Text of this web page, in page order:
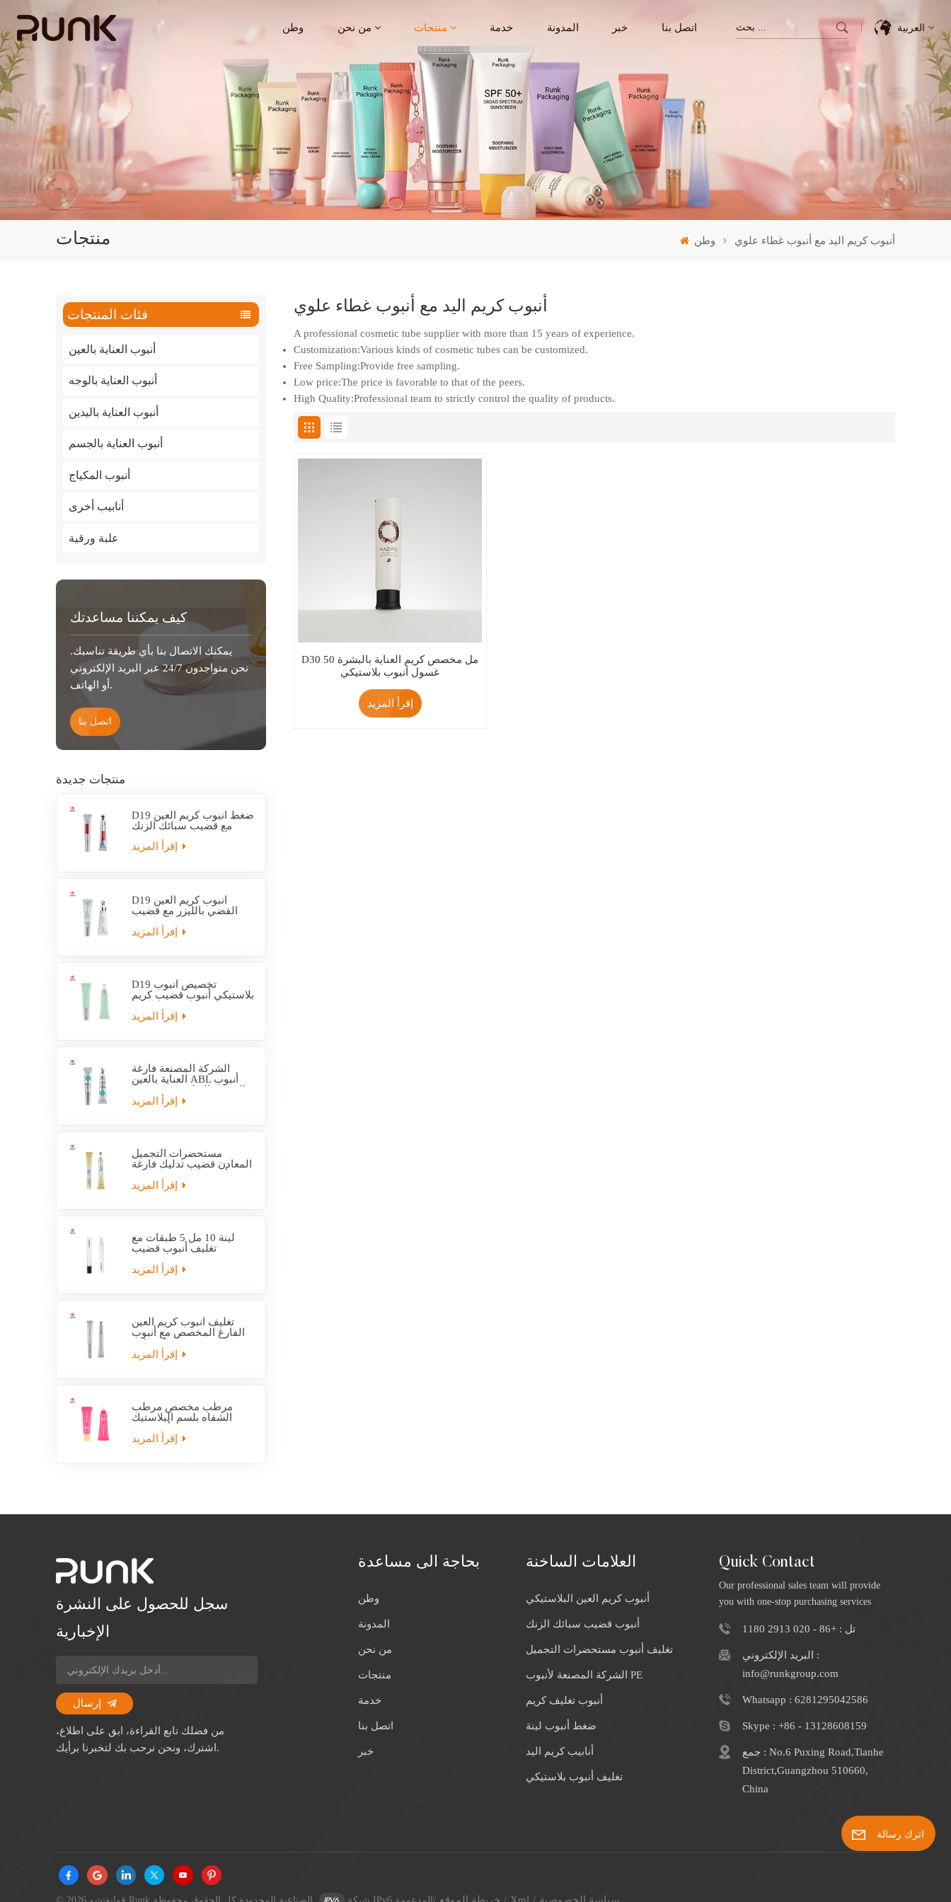
وطن من نحن منتجات خدمة المدونة خبر اتصل بنا العربية
English
Français
Italiano
Pусский
منتجات وطن أنبوب كريم اليد مع أنبوب غطاء علوي
فئات المنتجات
أنبوب العناية بالعين
أنبوب العناية بالوجه
أنبوب العناية باليدين
أنبوب العناية بالجسم
أنبوب المكياج
أنابيب أخرى
علبة ورقية
كيف يمكننا مساعدتك
يمكنك الاتصال بنا بأي طريقة تناسبك.
نحن متواجدون 24/7 عبر البريد الإلكتروني
أو الهاتف.
اتصل بنا
منتجات جديدة
D19 ضغط أنبوب كريم العين
مع قضيب سبائك الزنك
D19 أنبوب كريم العين
الفضي بالليزر مع قضيب
سبائك الزنك
D19 تخصيص أنبوب
بلاستيكي أنبوب قضيب كريم
الشركة المصنعة فارغة
العناية بالعين ABL أنبوب
التعبئة والتغليف مع قضيب
التدليك
مستحضرات التجميل
المعادن قضيب تدليك فارغة
كريم أنبوب التعبئة والتغليف
لينة 10 مل 5 طبقات مع
تغليف أنبوب قضيب
تغليف أنبوب كريم العين
الفارغ المخصص مع أنبوب
قضيب كهربائي
مرطب مخصص مرطب
الشفاه بلسم البلاستيك
فارغة ضغط أنبوب مع
قضيب
أنبوب كريم اليد مع أنبوب غطاء علوي
A professional cosmetic tube supplier with more than 15 years of experience.
Customization:Various kinds of cosmetic tubes can be customized.
Free Sampling:Provide free sampling.
Low price:The price is favorable to that of the peers.
High Quality:Professional team to strictly control the quality of products.
D30 50 مل مخصص كريم العناية بالبشرة
غسول أنبوب بلاستيكي
إقرأ المزيد
سجل للحصول على النشرة
الإخبارية
إرسال
من فضلك تابع القراءة، ابق على اطلاع،
اشترك، ونحن نرحب بك لتخبرنا برأيك.
بحاجة الى مساعدة
وطن
المدونة
من نحن
منتجات
خدمة
اتصل بنا
خبر
العلامات الساخنة
أنبوب كريم العين البلاستيكي
أنبوب قضيب سبائك الزنك
تغليف أنبوب مستحضرات التجميل
الشركة المصنعة لأنبوب PE
أنبوب تغليف كريم
ضغط أنبوب لينة
أنابيب كريم اليد
تغليف أنبوب بلاستيكي
Quick Contact
Our professional sales team will provide
you with one-stop purchasing services
تل : +86 - 020 2913 1180
البريد الإلكتروني :
info@runkgroup.com
Whatsapp : 6281295042586
Skype : +86 - 13128608159
جمع : No.6 Puxing Road,Tianhe
District,Guangzhou 510660,
China
اترك رسالة